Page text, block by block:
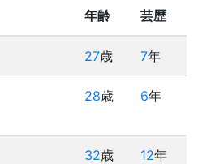
年齢 芸歴
27歳 7年
28歳 6年
32歳 12年